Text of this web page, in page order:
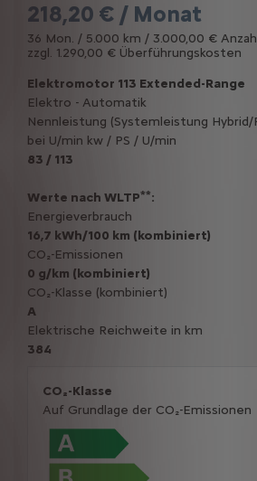
218,20 € / Monat
36 Mon. / 5.000 km / 3.000,00 €
zzgl. 1.290,00 € Überführungskosten
Elektromotor 113 Extended-Range
Elektro - Automatik
Nennleistung (Systemleistung Hybrid/
bei U/min kw / PS / U/min
83 / 113
Werte nach WLTP**:
Energieverbrauch
16,7 kWh/100 km (kombiniert)
CO₂-Emissionen
0 g/km (kombiniert)
CO₂-Klasse (kombiniert)
A
Elektrische Reichweite in km
384
CO₂-Klasse
Auf Grundlage der CO₂-Emissionen